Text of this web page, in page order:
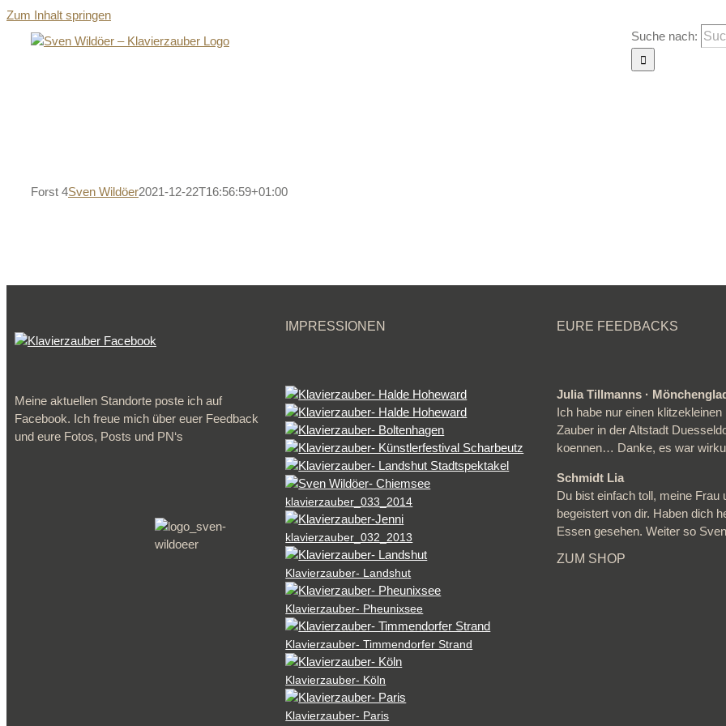
Zum Inhalt springen
Suche nach:
Forst 4Sven Wildöer2021-12-22T16:56:59+01:00
Meine aktuellen Standorte poste ich auf
Facebook. Ich freue mich über euer Feedback
und eure Fotos, Posts und PN‘s
IMPRESSIONEN
klavierzauber_033_2014
klavierzauber_032_2013
Klavierzauber- Landshut
Klavierzauber- Pheunixsee
Klavierzauber- Timmendorfer Strand
Klavierzauber- Köln
Klavierzauber- Paris
EURE FEEDBACKS
Julia Tillmanns ·
Ich habe nur einen
Zauber in der Altstadt
koennen… Danke, es war
Schmidt Lia
Du bist einfach toll, meine Frau
begeistert von dir. Haben dich
Essen gesehen. Weiter so
ZUM SHOP